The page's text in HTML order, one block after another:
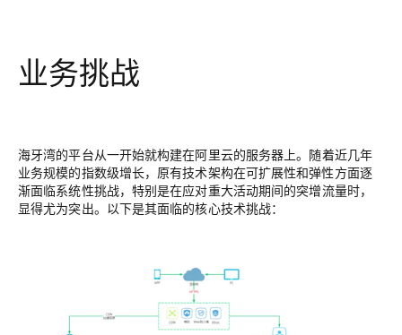
业务挑战
海牙湾的平台从一开始就构建在阿里云的服务器上。 随着近几年
业务规模的指数级增长，原有技术架构在可扩展性和弹性方面逐
渐面临系统性挑战，特别是在应对重大活动期间的突增流量时，
显得尤为突出。以下是其面临的核心技术挑战：